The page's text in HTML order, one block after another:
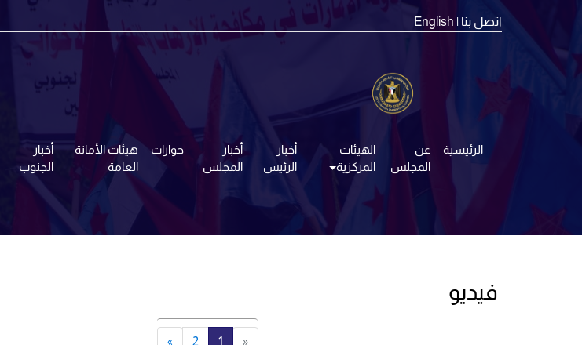
اتصل بنا | English
الرئيسية
عن
المجلس
الهيئات
المركزية
أخبار
الرئيس
أخبار
المجلس
حوارات
هيئات الأمانة
العامة
أخبار
الجنوب
فيديو
«
1
2
»